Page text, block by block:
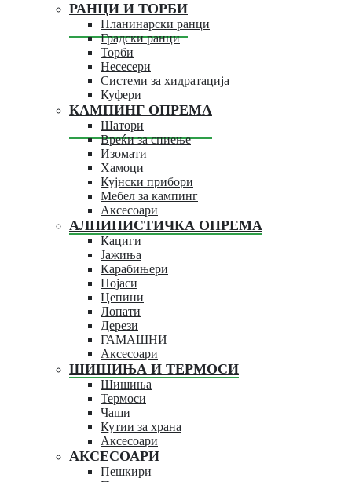
РАНЦИ И ТОРБИ
Планинарски ранци
Градски ранци
Торби
Несесери
Системи за хидратација
Куфери
КАМПИНГ ОПРЕМА
Шатори
Вреќи за спиење
Изомати
Хамоци
Кујнски прибори
Мебел за кампинг
Аксесоари
АЛПИНИСТИЧКА ОПРЕМА
Кациги
Јажиња
Карабињери
Појаси
Цепини
Лопати
Дерези
ГАМАШНИ
Аксесоари
ШИШИЊА И ТЕРМОСИ
Шишиња
Термоси
Чаши
Кутии за храна
Аксесоари
АКСЕСОАРИ
Пешкири